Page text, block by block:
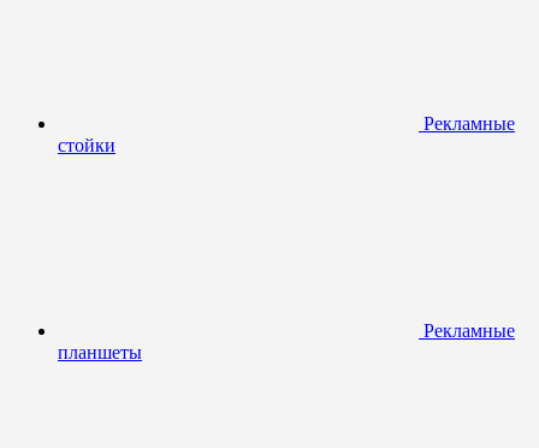
Рекламные
стойки
Рекламные
планшеты